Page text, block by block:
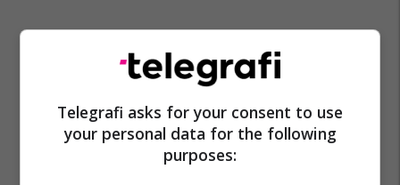
Telegrafi asks for your consent to use
your personal data for the following
purposes: